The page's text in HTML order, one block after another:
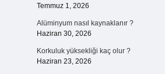
Temmuz 1, 2026
Alüminyum nasıl kaynaklanır ?
Haziran 30, 2026
Korkuluk yüksekliği kaç olur ?
Haziran 23, 2026